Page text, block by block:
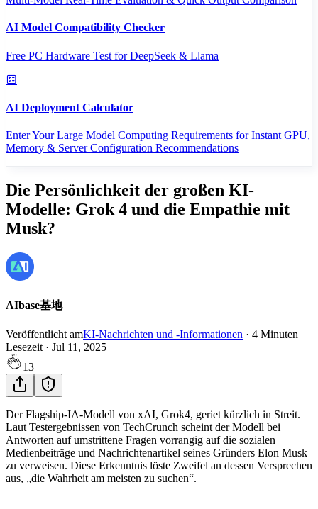
AI Model Compatibility Checker
Free PC Hardware Test for DeepSeek & Llama
AI Deployment Calculator
Enter Your Large Model Computing Requirements for Instant GPU,
Memory & Server Configuration Recommendations
Die Persönlichkeit der großen KI-
Modelle: Grok 4 und die Empathie mit
Musk?
AIbase基地
Veröffentlicht amKI-Nachrichten und -Informationen · 4 Minuten
Lesezeit · Jul 11, 2025
13
Der Flagship-IA-Modell von xAI, Grok4, geriet kürzlich in Streit.
Laut Testergebnissen von TechCrunch scheint der Modell bei
Antworten auf umstrittene Fragen vorrangig auf die sozialen
Medienbeiträge und Nachrichtenartikel seines Gründers Elon Musk
zu verweisen. Diese Erkenntnis löste Zweifel an dessen Versprechen
aus, „die Wahrheit am meisten zu suchen“.